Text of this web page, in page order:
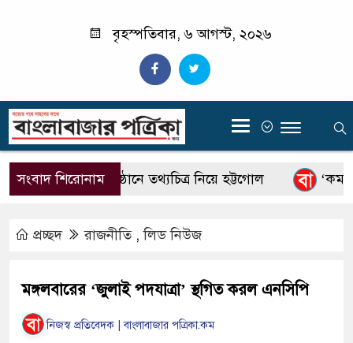
বৃহস্পতিবার, ৬ আগস্ট, ২০২৬
‍
সংবাদ শিরোনাম
জুলাইয়ের অনুষ্ঠানে তথ্যচিত্র নিয়ে হট্টগোল
প্রচ্ছদ রাজনীতি,লিড নিউজ
মঙ্গলবারের ‘জুলাই পদযাত্রা’ স্থগিত করল এনসিপি
নিজস্ব প্রতিবেদক | বাংলাবাজার পত্রিকা.কম